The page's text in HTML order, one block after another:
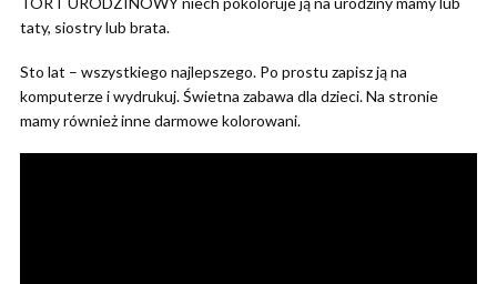
taty, siostry lub brata.
Sto lat – wszystkiego najlepszego. Po prostu zapisz ją na
komputerze i wydrukuj. Świetna zabawa dla dzieci. Na stronie
mamy również inne darmowe kolorowani.